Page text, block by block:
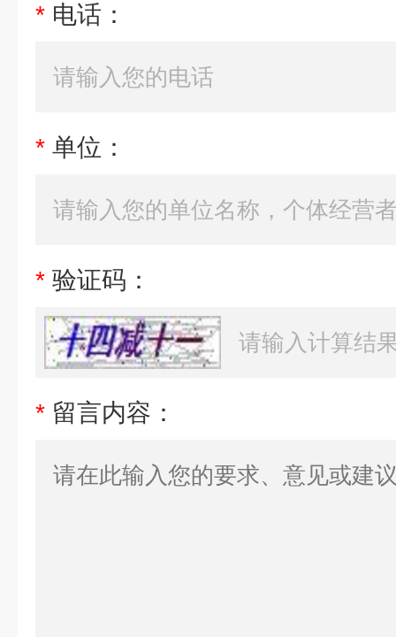
* 电话：
* 单位：
* 验证码：
* 留言内容：